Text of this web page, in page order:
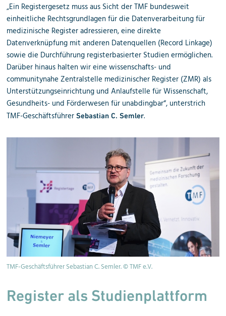
„Ein Registergesetz muss aus Sicht der TMF bundesweit
einheitliche Rechtsgrundlagen für die Datenverarbeitung für
medizinische Register adressieren, eine direkte
Datenverknüpfung mit anderen Datenquellen (Record Linkage)
sowie die Durchführung registerbasierter Studien ermöglichen.
Darüber hinaus halten wir eine wissenschafts- und
communitynahe Zentralstelle medizinischer Register (ZMR) als
Unterstützungseinrichtung und Anlaufstelle für Wissenschaft,
Gesundheits- und Förderwesen für unabdingbar“, unterstrich
TMF-GeschäftsführerSebastian C. Semler.
TMF-Geschäftsführer Sebastian C. Semler. © TMF e.V.
Register als Studienplattform